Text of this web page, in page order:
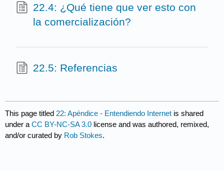
22.4: ¿Qué tiene que ver esto con
la comercialización?
22.5: Referencias
This page titled 22: Apéndice - Entendiendo Internet is shared
under aCC BY-NC-SA 3.0 license and was authored, remixed,
and/or curated by Rob Stokes.